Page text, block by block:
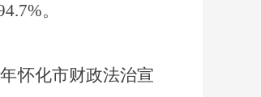
。
怀化市财政法治宣